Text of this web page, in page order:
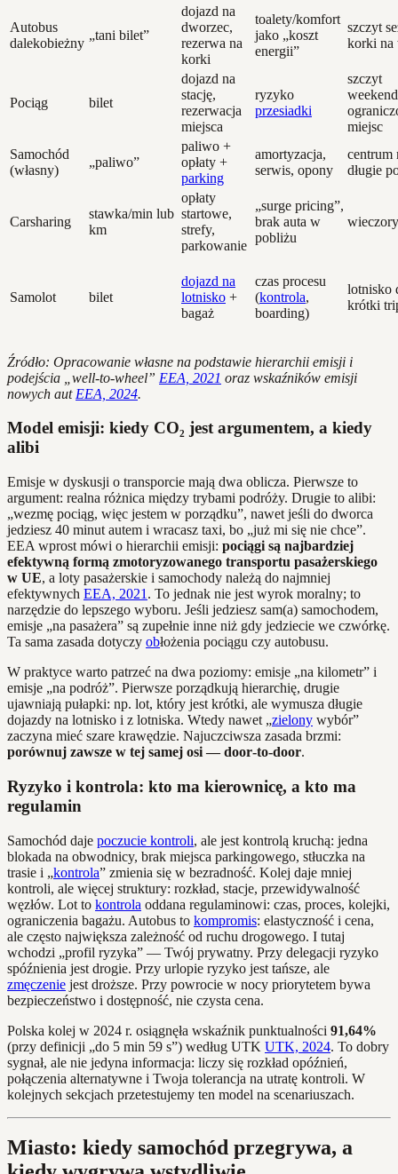
Autobus
dalekobieżny
„tani bilet”
dojazd na
dworzec,
rezerwa na
korki
toalety/komfort
jako „koszt
energii”
szczyt
korki na
Pociąg bilet
dojazd na
stację,
rezerwacja
miejsca
ryzyko
przesiadki
szczyt
miejsc
Samochód
(własny)
„paliwo”
paliwo +
opłaty +
parking
amortyzacja,
serwis, opony
centrum
długie
Carsharing
stawka/min lub
km
opłaty
startowe,
strefy,
parkowanie
„surge pricing”,
brak auta w
pobliżu
Samolot bilet
dojazd na
lotnisko +
bagaż
czas procesu
(kontrola,
boarding)
lotnisko
krótki
Źródło: Opracowanie własne na podstawie hierarchii emisji i
podejścia „well-to-wheel” EEA, 2021 oraz wskaźników emisji
nowych aut EEA, 2024.
Model emisji: kiedy CO₂ jest argumentem, a kiedy
alibi
Emisje w dyskusji o transporcie mają dwa oblicza. Pierwsze to
argument: realna różnica między trybami podróży. Drugie to alibi:
„wezmę pociąg, więc jestem w porządku”, nawet jeśli do dworca
jedziesz 40 minut autem i wracasz taxi, bo „już mi się nie chce”.
EEA wprost mówi o hierarchii emisji: pociągi są najbardziej
efektywną formą zmotoryzowanego transportu pasażerskiego
w UE, a loty pasażerskie i samochody należą do najmniej
efektywnych EEA, 2021 . To jednak nie jest wyrok moralny; to
narzędzie do lepszego wyboru. Jeśli jedziesz sam(a) samochodem,
emisje „na pasażera” są zupełnie inne niż gdy jedziecie we czwórkę.
Ta sama zasada dotyczy obłożenia pociągu czy autobusu.
W praktyce warto patrzeć na dwa poziomy: emisje „na kilometr” i
emisje „na podróż”. Pierwsze porządkują hierarchię, drugie
ujawniają pułapki: np. lot, który jest krótki, ale wymusza długie
dojazdy na lotnisko i z lotniska. Wtedy nawet „zielony wybór”
zaczyna mieć szare krawędzie. Najuczciwsza zasada brzmi:
porównuj zawsze w tej samej osi — door‑to‑door.
Ryzyko i kontrola: kto ma kierownicę, a kto ma
regulamin
Samochód daje poczucie kontroli, ale jest kontrolą kruchą: jedna
blokada na obwodnicy, brak miejsca parkingowego, stłuczka na
trasie i „kontrola” zmienia się w bezradność. Kolej daje mniej
kontroli, ale więcej struktury: rozkład, stacje, przewidywalność
węzłów. Lot to kontrola oddana regulaminowi: czas, proces, kolejki,
ograniczenia bagażu. Autobus to kompromis: elastyczność i cena,
ale często największa zależność od ruchu drogowego. I tutaj
wchodzi „profil ryzyka” — Twój prywatny. Przy delegacji ryzyko
spóźnienia jest drogie. Przy urlopie ryzyko jest tańsze, ale
zmęczenie jest droższe. Przy powrocie w nocy priorytetem bywa
bezpieczeństwo i dostępność, nie czysta cena.
Polska kolej w 2024 r. osiągnęła wskaźnik punktualności 91,64%
(przy definicji „do 5 min 59 s”) według UTK UTK, 2024. To dobry
sygnał, ale nie jedyna informacja: liczy się rozkład opóźnień,
połączenia alternatywne i Twoja tolerancja na utratę kontroli. W
kolejnych sekcjach przetestujemy ten model na scenariuszach.
Miasto: kiedy samochód przegrywa, a